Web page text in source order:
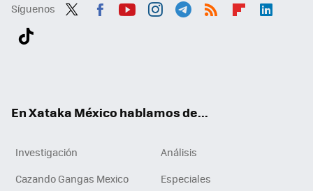
Síguenos
En Xataka México hablamos de...
Investigación
Análisis
Cazando Gangas Mexico
Especiales